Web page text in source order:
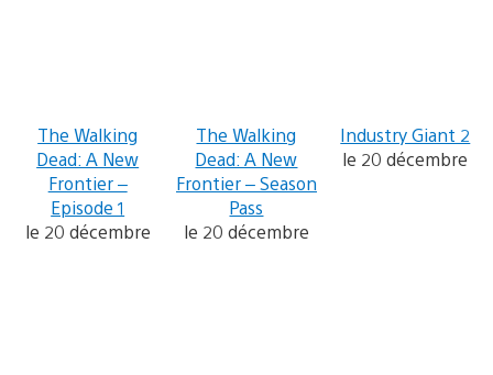
The Walking
Dead: A New
Frontier –
Episode 1
le 20 décembre
The Walking
Dead: A New
Frontier – Season
Pass
le 20 décembre
Industry Giant 2
le 20 décembre